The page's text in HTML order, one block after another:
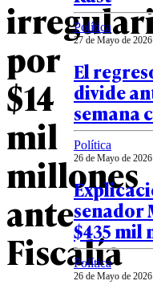
por
$14
mil
millones
ante
Fiscalía
Política
27 de Mayo de 2026
El
divide
semana
Política
26 de Mayo de 2026
senador
$435 mil
Política
26 de Mayo de 2026